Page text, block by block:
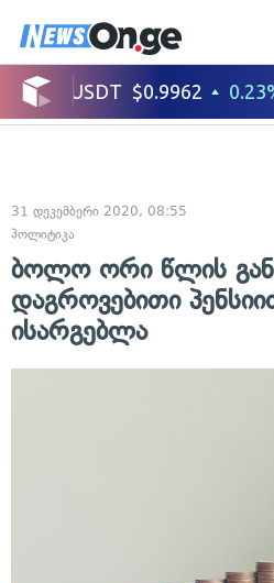
31 დეკემბერი 2020, 08:55
პოლიტიკა
ბოლო ორი წლის
დაგროვებითი
ისარგებლა